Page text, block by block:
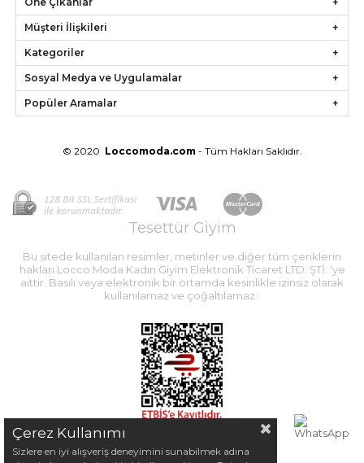
Müşteri İlişkileri
Kategoriler
Sosyal Medya ve Uygulamalar
Popüler Aramalar
© 2020 Loccomoda.com- Tüm Hakları Saklıdır.
Tesettür Giyim
Bu sitede kullanılan resimler, metinler ve diğer tüm çeriklerin
hakları Locco Moda Kadın Giyim Elektronik Ticaret LTD. ŞTİ. 'ye
aittir. Basılı veya elektronik bir ortamda kesinlikle izinsiz olarak
kullanılamaz ve çoğaltılamaz.
Çerez Kullanımı
Sizlere en iyi alışveriş deneyimini sunabilmek adına